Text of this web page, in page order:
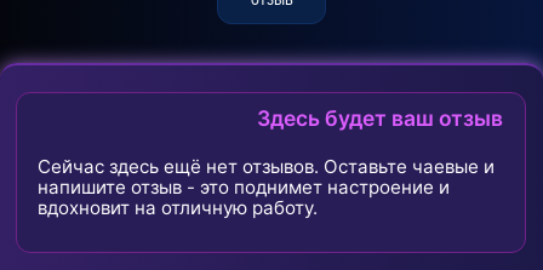
Здесь будет ваш отзыв
Сейчас здесь ещё нет отзывов. Оставьте чаевые и
напишите отзыв - это поднимет настроение и
вдохновит на отличную работу.